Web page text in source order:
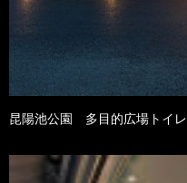
昆陽池公園 多目的広場トイレ